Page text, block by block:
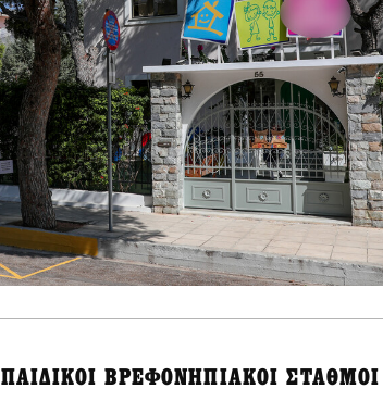
ΠΑΙΔΙΚΟΙ ΒΡΕΦΟΝΗΠΙΑΚΟΙ ΣΤΑΘΜΟΙ